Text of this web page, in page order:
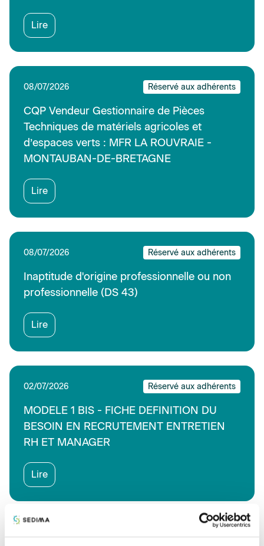
Lire
08/07/2026 Réservé aux adhérents
CQP Vendeur Gestionnaire de Pièces
Techniques de matériels agricoles et
d’espaces verts : MFR LA ROUVRAIE -
MONTAUBAN-DE-BRETAGNE
Lire
08/07/2026 Réservé aux adhérents
Inaptitude d'origine professionnelle ou non
professionnelle (DS 43)
Lire
02/07/2026 Réservé aux adhérents
MODELE 1 BIS - FICHE DEFINITION DU
BESOIN EN RECRUTEMENT ENTRETIEN
RH ET MANAGER
Lire
02/07/2026 Réservé aux adhérents